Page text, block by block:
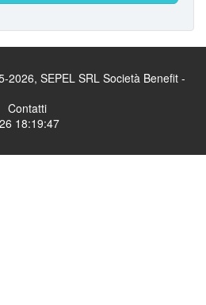
SEPEL SRL Società Benefit -
Contatti
18:19:47